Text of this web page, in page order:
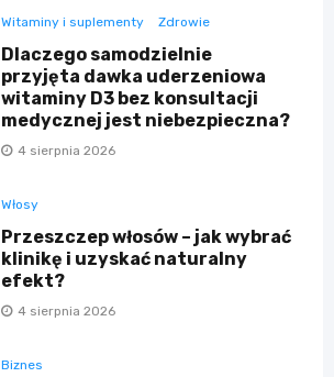
Witaminy i suplementy Zdrowie
Dlaczego samodzielnie
przyjęta dawka uderzeniowa
witaminy D3 bez konsultacji
medycznej jest niebezpieczna?
4 sierpnia 2026
Włosy
Przeszczep włosów – jak wybrać
klinikę i uzyskać naturalny
efekt?
4 sierpnia 2026
Biznes